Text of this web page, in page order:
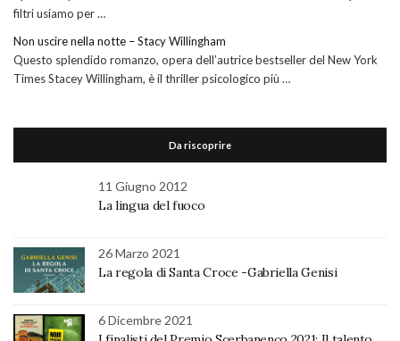
filtri usiamo per …
Non uscire nella notte – Stacy Willingham
Questo splendido romanzo, opera dell’autrice bestseller del New York
Times Stacey Willingham, è il thriller psicologico più …
Da riscoprire
11 Giugno 2012
La lingua del fuoco
26 Marzo 2021
La regola di Santa Croce -Gabriella Genisi
6 Dicembre 2021